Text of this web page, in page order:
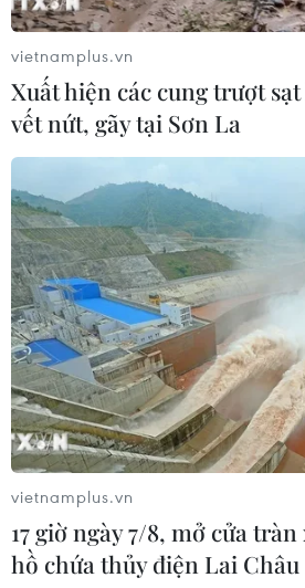
Giá xăng dầu tại thị
hướng tăng trở lại
26/01/2023 02:38
Theo Hiệp hội ôtô Mỹ, Giá xăng
hướng tăng trở lại khi giá trung
tăng khoảng 0,12 USD so với mức
USD/gallon vào tuần trước.
vietnamplus.vn
Xuất hiện các cung trượt
vết nứt, gãy tại Sơn La
vietnamplus.vn
17 giờ ngày 7/8, mở cửa
hồ chứa thủy điện Lai Châu